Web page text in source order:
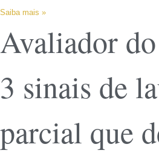
Saiba mais »
Avaliador
3 sinais de
parcial que